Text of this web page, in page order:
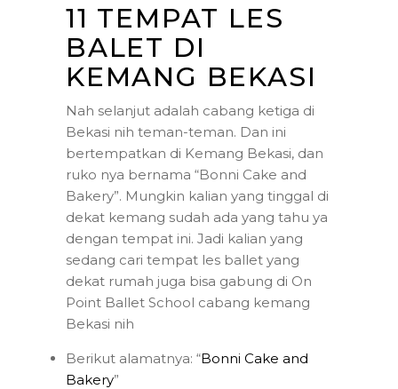
11 TEMPAT LES
BALET DI
KEMANG BEKASI
Nah selanjut adalah cabang ketiga di
Bekasi nih teman-teman. Dan ini
bertempatkan di Kemang Bekasi, dan
ruko nya bernama “Bonni Cake and
Bakery”. Mungkin kalian yang tinggal di
dekat kemang sudah ada yang tahu ya
dengan tempat ini. Jadi kalian yang
sedang cari tempat les ballet yang
dekat rumah juga bisa gabung di On
Point Ballet School cabang kemang
Bekasi nih
Berikut alamatnya: “Bonni Cake and
Bakery”